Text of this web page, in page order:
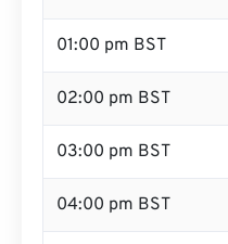
01:00 pm BST
02:00 pm BST
03:00 pm BST
04:00 pm BST